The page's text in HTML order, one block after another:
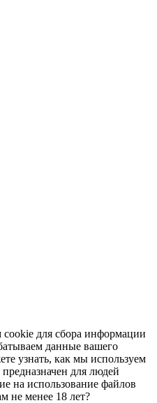
для сбора информации
данные вашего
узнать, как мы используем
для людей
на использование файлов
не менее 18 лет?